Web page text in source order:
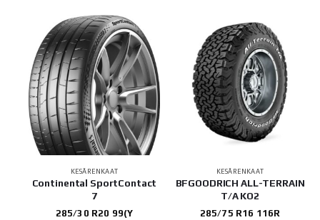
KESÄRENKAAT
Continental SportContact
7
285/30 R20 99(Y
KESÄRENKAAT
BFGOODRICH ALL-TERRAIN
T/A KO2
285/75 R16 116R